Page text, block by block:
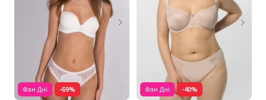
Фан Дні -69% Фан Дні -40%